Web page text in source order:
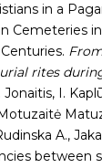
in a
Cemeteries
rites
I.
A.,
between